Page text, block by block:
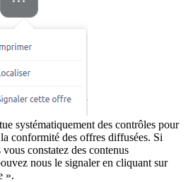
systématiquement des contrôles pour
conformité des offres diffusées. Si
constatez des contenus
nous le signaler en cliquant sur
».